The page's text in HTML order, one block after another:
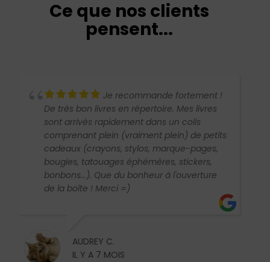
Ce que nos clients
pensent...
Je recommande fortement !
De très bon livres en répertoire. Mes livres
sont arrivés rapidement dans un colis
comprenant plein (vraiment plein) de petits
cadeaux (crayons, stylos, marque-pages,
bougies, tatouages éphémères, stickers,
bonbons...). Que du bonheur à l'ouverture
de la boîte ! Merci =)
AUDREY C.
IL Y A 7 MOIS